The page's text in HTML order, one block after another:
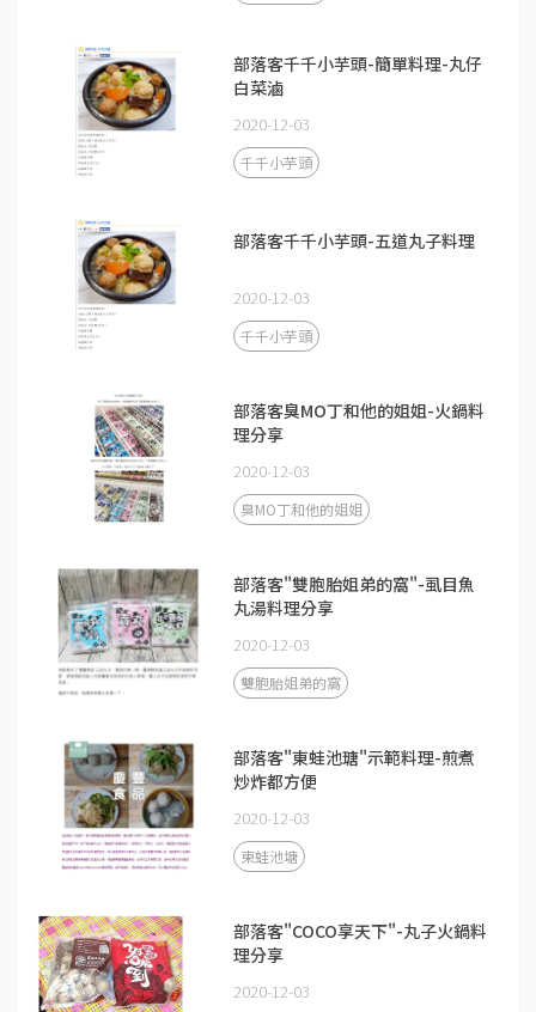
部落客千千小芋頭-簡單料理-丸仔
白菜滷
2020-12-03
千千小芋頭
部落客千千小芋頭-五道丸子料理
2020-12-03
千千小芋頭
部落客臭MO丁和他的姐姐-火鍋料
理分享
2020-12-03
臭MO丁和他的姐姐
部落客"雙胞胎姐弟的窩"-虱目魚
丸湯料理分享
2020-12-03
雙胞胎姐弟的窩
部落客"東蛙池瑭"示範料理-煎煮
炒炸都方便
2020-12-03
東蛙池塘
部落客"COCO享天下"-丸子火鍋料
理分享
2020-12-03